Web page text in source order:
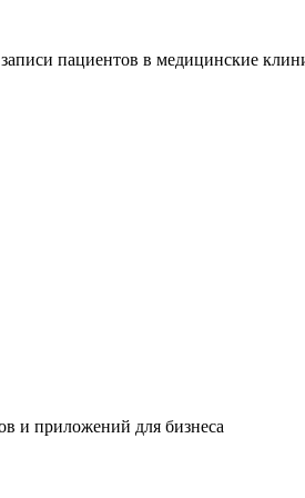
пациентов в медицинские
и приложений для бизнеса